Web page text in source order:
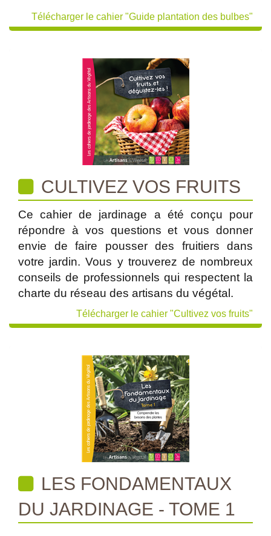
Télécharger le cahier "Guide plantation des bulbes"
CULTIVEZ VOS FRUITS
Ce cahier de jardinage a été conçu pour
répondre à vos questions et vous donner
envie de faire pousser des fruitiers dans
votre jardin. Vous y trouverez de nombreux
conseils de professionnels qui respectent la
charte du réseau des artisans du végétal.
Télécharger le cahier "Cultivez vos fruits"
LES FONDAMENTAUX
DU JARDINAGE - TOME 1